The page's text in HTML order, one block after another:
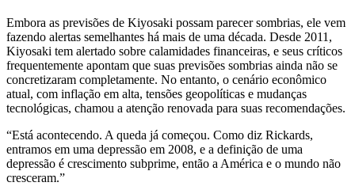
Embora as previsões de Kiyosaki possam parecer sombrias, ele vem
fazendo alertas semelhantes há mais de uma década. Desde 2011,
Kiyosaki tem alertado sobre calamidades financeiras, e seus críticos
frequentemente apontam que suas previsões sombrias ainda não se
concretizaram completamente. No entanto, o cenário econômico
atual, com inflação em alta, tensões geopolíticas e mudanças
tecnológicas, chamou a atenção renovada para suas recomendações.
“Está acontecendo. A queda já começou. Como diz Rickards,
entramos em uma depressão em 2008, e a definição de uma
depressão é crescimento subprime, então a América e o mundo não
cresceram.”